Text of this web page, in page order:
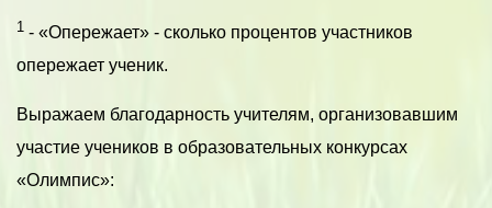
1 - «Опережает» - сколько процентов участников
опережает ученик.
Выражаем благодарность учителям, организовавшим
участие учеников в образовательных конкурсах
«Олимпис»: